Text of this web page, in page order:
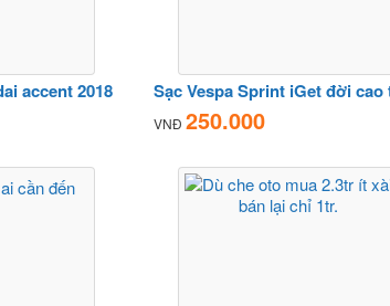
accent 2018
VNĐ 250.000